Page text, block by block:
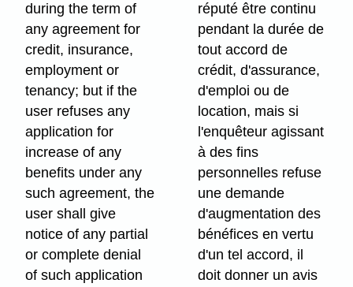
during the term of
any agreement for
credit, insurance,
employment or
tenancy; but if the
user refuses any
application for
increase of any
benefits under any
such agreement, the
user shall give
notice of any partial
or complete denial
of such application
réputé être continu
pendant la durée de
tout accord de
crédit, d'assurance,
d'emploi ou de
location, mais si
l'enquêteur agissant
à des fins
personnelles refuse
une demande
d'augmentation des
bénéfices en vertu
d'un tel accord, il
doit donner un avis